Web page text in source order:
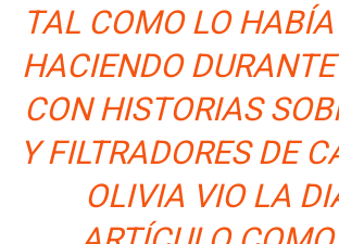
TAL COMO LO
HACIENDO
CON HISTORIAS
Y FILTRADORES DE
OLIVIA VIO LA